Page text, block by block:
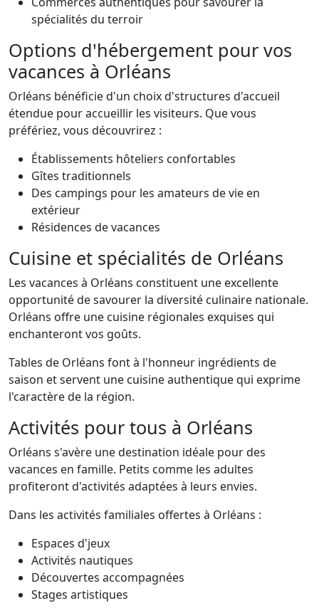
spécialités du terroir
Options d'hébergement pour vos
vacances à Orléans
Orléans bénéficie d'un choix d'structures d'accueil
étendue pour accueillir les visiteurs. Que vous
préfériez, vous découvrirez :
Établissements hôteliers confortables
Gîtes traditionnels
Des campings pour les amateurs de vie en
extérieur
Résidences de vacances
Cuisine et spécialités de Orléans
Les vacances à Orléans constituent une excellente
opportunité de savourer la diversité culinaire nationale.
Orléans offre une cuisine régionales exquises qui
enchanteront vos goûts.
Tables de Orléans font à l'honneur ingrédients de
saison et servent une cuisine authentique qui exprime
l'caractère de la région.
Activités pour tous à Orléans
Orléans s'avère une destination idéale pour des
vacances en famille. Petits comme les adultes
profiteront d'activités adaptées à leurs envies.
Dans les activités familiales offertes à Orléans :
Espaces d'jeux
Activités nautiques
Découvertes accompagnées
Stages artistiques